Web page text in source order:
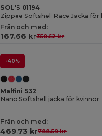
SOL'S 01194
Zippee Softshell Race Jacka för
Från och med:
167.66 kr350.52 kr
-40%
Malfini 532
Nano Softshell jacka för kvinnor
Från och med:
469.73 kr788.59 kr